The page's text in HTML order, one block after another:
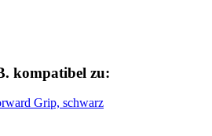
kompatibel zu: